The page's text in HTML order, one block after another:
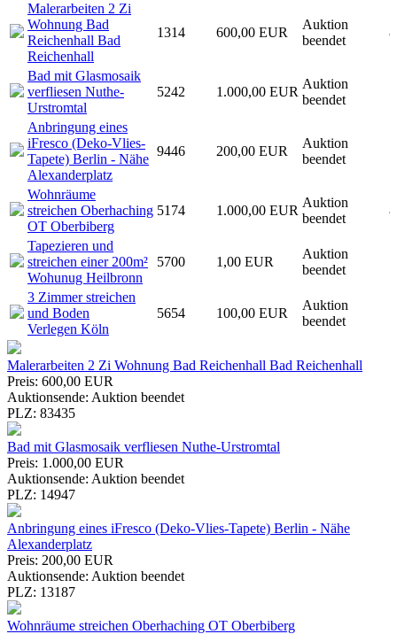
Malerarbeiten 2 Zi
Wohnung Bad
Reichenhall Bad
Reichenhall
1314 600,00 EUR
Auktion
beendet
Bad mit Glasmosaik
verfliesen Nuthe-
Urstromtal
5242 1.000,00 EUR
Auktion
beendet
Anbringung eines
iFresco (Deko-Vlies-
Tapete) Berlin - Nähe
Alexanderplatz
9446 200,00 EUR
Auktion
beendet
Wohnräume
streichen Oberhaching
OT Oberbiberg
5174 1.000,00 EUR
Auktion
beendet
Tapezieren und
streichen einer 200m²
Wohunug Heilbronn
5700 1,00 EUR
Auktion
beendet
3 Zimmer streichen
und Boden
Verlegen Köln
5654 100,00 EUR
Auktion
beendet
Malerarbeiten 2 Zi Wohnung Bad Reichenhall Bad Reichenhall
Preis: 600,00 EUR
Auktionsende: Auktion beendet
PLZ: 83435
Bad mit Glasmosaik verfliesen Nuthe-Urstromtal
Preis: 1.000,00 EUR
Auktionsende: Auktion beendet
PLZ: 14947
Anbringung eines iFresco (Deko-Vlies-Tapete) Berlin - Nähe
Alexanderplatz
Preis: 200,00 EUR
Auktionsende: Auktion beendet
PLZ: 13187
Wohnräume streichen Oberhaching OT Oberbiberg